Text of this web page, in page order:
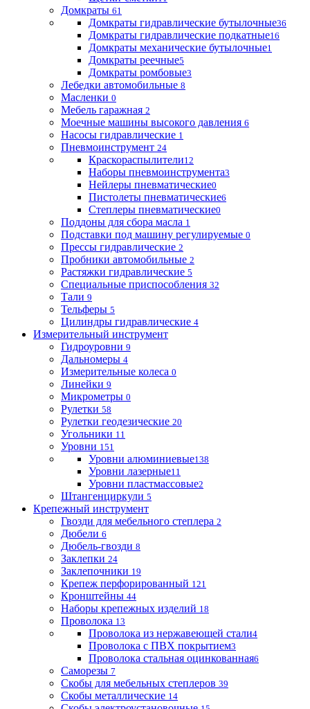
Домкраты 61
Домкраты гидравлические бутылочные36
Домкраты гидравлические подкатные16
Домкраты механические бутылочные1
Домкраты реечные5
Домкраты ромбовые3
Лебедки автомобильные 8
Масленки 0
Мебель гаражная 2
Моечные машины высокого давления 6
Насосы гидравлические 1
Пневмоинструмент 24
Краскораспылители12
Наборы пневмоинструмента3
Нейлеры пневматические0
Пистолеты пневматические6
Степлеры пневматические0
Поддоны для сбора масла 1
Подставки под машину регулируемые 0
Прессы гидравлические 2
Пробники автомобильные 2
Растяжки гидравлические 5
Специальные приспособления 32
Тали 9
Тельферы 5
Цилиндры гидравлические 4
Измерительный инструмент
Гидроуровни 9
Дальномеры 4
Измерительные колеса 0
Линейки 9
Микрометры 0
Рулетки 58
Рулетки геодезические 20
Угольники 11
Уровни 151
Уровни алюминиевые138
Уровни лазерные11
Уровни пластмассовые2
Штангенциркули 5
Крепежный инструмент
Гвозди для мебельного степлера 2
Дюбели 6
Дюбель-гвозди 8
Заклепки 24
Заклепочники 19
Крепеж перфорированный 121
Кронштейны 44
Наборы крепежных изделий 18
Проволока 13
Проволока из нержавеющей стали4
Проволока с ПВХ покрытием3
Проволока стальная оцинкованная6
Саморезы 7
Скобы для мебельных степлеров 39
Скобы металлические 14